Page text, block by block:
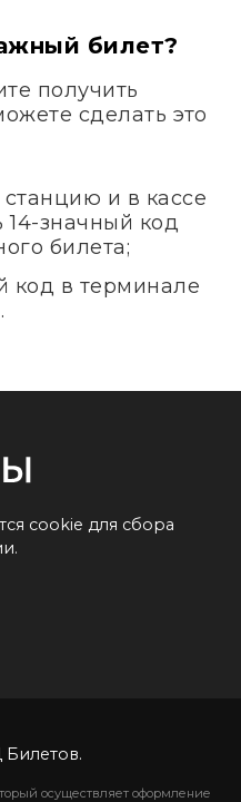
билет?
получить
сделать это
и в кассе
14-значный код
билета;
код в терминале
cookie для сбора
осуществляет оформление